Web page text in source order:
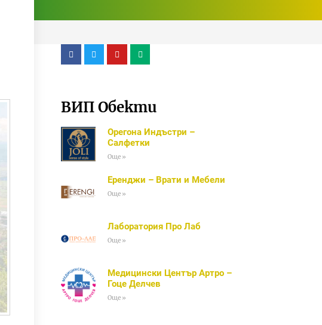
ВИП Обекти
Орегона Индъстри –
Салфетки
Още »
Еренджи – Врати и Мебели
Още »
Лаборатория Про Лаб
Още »
Медицински Център Артро –
Гоце Делчев
Още »